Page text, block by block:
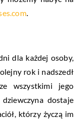
.
dla każdej osoby,
rok i nadszedł
wszystkimi jego
dostaje
którzy życzą im